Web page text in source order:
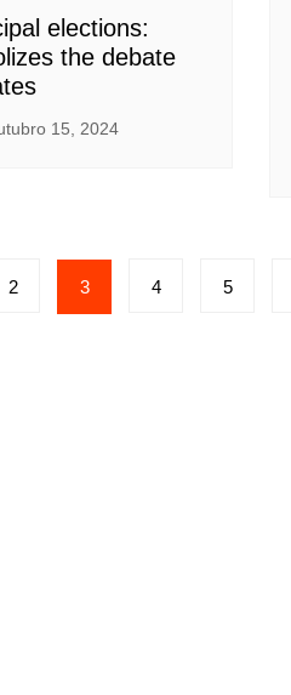
elections:
the debate
15, 2024
2 3 4 5